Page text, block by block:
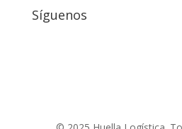
Síguenos